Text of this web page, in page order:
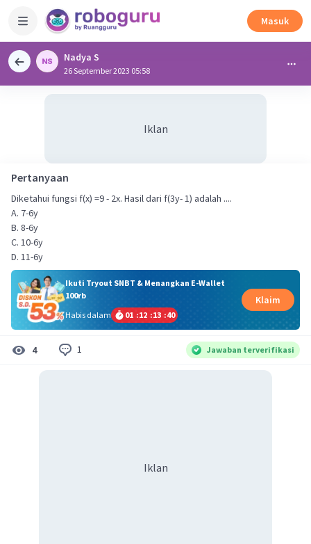
Masuk
Nadya S
26 September 2023 05:58
Iklan
Pertanyaan
Diketahui fungsi f(x) =9 - 2x. Hasil dari f(3y- 1) adalah ....
A. 7-6y
B. 8-6y
C. 10-6y
D. 11-6y
Ikuti Tryout SNBT & Menangkan E-Wallet
100rb
Habis dalam
01 :12 :13 :40
Klaim
4 1 Jawaban terverifikasi
Iklan